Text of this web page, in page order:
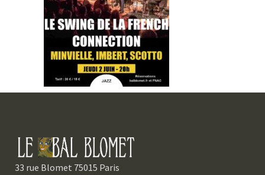
33 rue Blomet 75015 Paris